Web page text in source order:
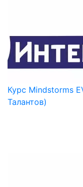
Курс Mindstorms
Талантов)